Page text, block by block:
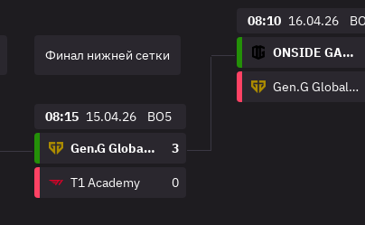
Финал нижней сетки
08:15 15.04.26
BO5
Gen.G Global Academy
3
T1 Academy 0
08:10 16.04.26
ONSIDE GAMING
Gen.G Global Academy